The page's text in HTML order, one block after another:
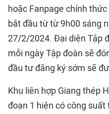
hoặc Fanpage chính
bắt đầu từ từ 9h00 sáng
27/2/2024. Đại diện Tập
mỗi ngày Tập đoàn sẽ
đầu tư đăng ký sớm sẽ
Khu liên hợp Giang thép
đoạn 1 hiện có công